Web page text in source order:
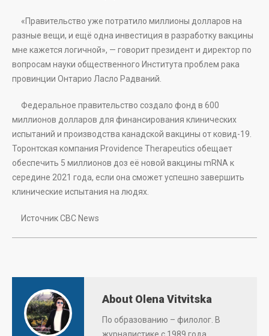
«Правительство уже потратило миллионы долларов на
разные вещи, и ещё одна инвестиция в разработку вакцины
мне кажется логичной», — говорит президент и директор по
вопросам науки общественного Института проблем рака
провинции Онтарио Ласло Радваний.
Федеральное правительство создало фонд в 600
миллионов долларов для финансирования клинических
испытаний и производства канадской вакцины от ковид-19.
Торонтская компания Providence Therapeutics обещает
обеспечить 5 миллионов доз её новой вакцины mRNA к
середине 2021 года, если она сможет успешно завершить
клинические испытания на людях.
Источник CBC News
About Olena Vitvitska
По образованию – филолог. В